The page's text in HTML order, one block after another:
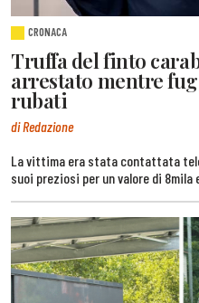
CRONACA
Truffa del finto
arrestato mentre
rubati
di Redazione
La vittima era stata contattata
suoi preziosi per un valore di 8mila